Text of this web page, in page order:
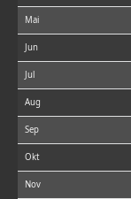
Mai
Jun
Jul
Aug
Sep
Okt
Nov